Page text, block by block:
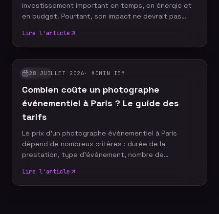
investissement important en temps, en énergie et
en budget. Pourtant, son impact ne devrait pas
photo événementiel, votre entreprise dispose
d'images professionnelles qui alimentent
durablement sa communication, renforcent sa
notoriété et valorisent son image de marque.
événementiel constitue un véritable
investissement pour votre stratégie de com
Lire l'article
GUIDES
28 JUILLET 2026 ·ADMIN IEM
Combien coûte un photographe
événementiel à Paris ? Le guide des
tarifs
Le prix d'un photographe événementiel à Paris
dépend de nombreux critères : durée de la
prestation, type d'événement, nombre de
complémentaires. Plutôt que de rechercher le tarif
le plus bas, il est essentiel de comprendre ce qui
Lire l'article